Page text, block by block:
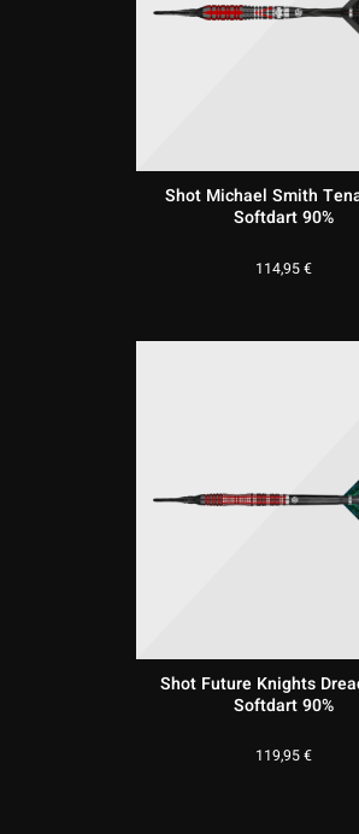
Shot Michael Smith
Softdart 90%
114,95€
Shot Future Knights
Softdart 90%
119,95€